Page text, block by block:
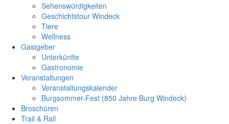
Sehenswürdigkeiten
Geschichtstour Windeck
Tiere
Wellness
Gastgeber
Unterkünfte
Gastronomie
Veranstaltungen
Veranstaltungskalender
Burgsommer-Fest (850 Jahre Burg Windeck)
Broschüren
Trail & Rail